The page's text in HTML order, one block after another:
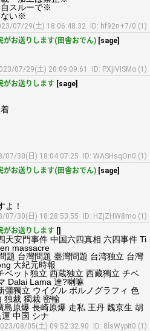
スルーで※
ない※
07/29(土) 18:06:48.32
ID: hf92n+7/0 (1)
がお送りします(田舎おでん) [sage]
07/29(土) 20:09:09.61
ID: PXjIVISMo (1)
がお送りします [sage]
07/30(日) 18:04:07.25
ID: WASHsqOn0 (1)
がお送りします(田舎おでん) [sage]
よ！
07/30(日) 18:28:53.55
ID: HZjZHW8mo (1)
がお送りします []
天安門事件 中国六四真相 六四事件 Ti
massacre
題 台灣問題 臺灣問題 台湾独立 台灣
大紀元時報
ベット独立 西蔵独立 西藏獨立 チベ
Dalai Lama 達?喇嘛
彊獨立 ウイグル ポルノグラフィ 色
独裁 獨裁 密輸
原爆 長崎原爆 走私 王丹 魏京生 胡
中国 シナ
08/05(土) 09:52:32.90
ID: 8lsWypit0 (1)